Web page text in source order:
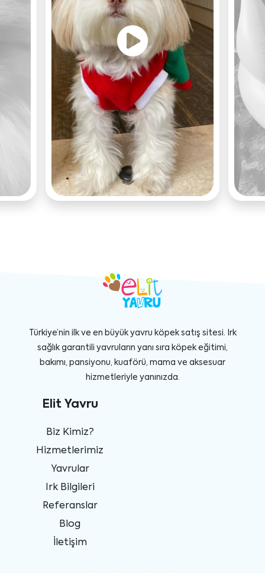
Türkiye’nin ilk ve en büyük yavru köpek satış sitesi. Irk
sağlık garantili yavruların yanı sıra köpek eğitimi,
bakımı, pansiyonu, kuaförü, mama ve aksesuar
hizmetleriyle yanınızda.
Elit Yavru
Biz Kimiz?
Hizmetlerimiz
Yavrular
Irk Bilgileri
Referanslar
Blog
İletişim